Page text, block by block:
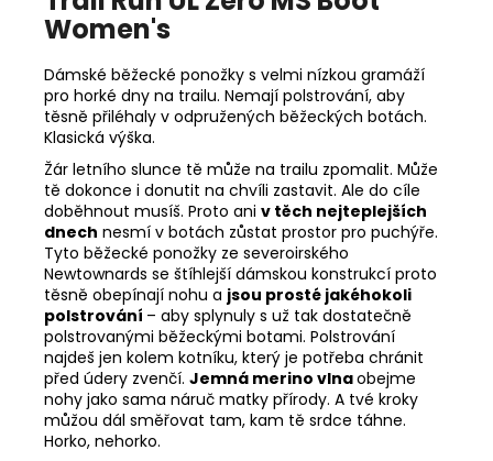
Women's
Dámské běžecké ponožky s velmi nízkou gramáží
pro horké dny na trailu. Nemají polstrování, aby
těsně přiléhaly v odpružených běžeckých botách.
Klasická výška.
Žár letního slunce tě může na trailu zpomalit. Může
tě dokonce i donutit na chvíli zastavit. Ale do cíle
doběhnout musíš. Proto ani v těch nejteplejších
dnech nesmí v botách zůstat prostor pro puchýře.
Tyto běžecké ponožky ze severoirského
Newtownards se štíhlejší dámskou konstrukcí proto
těsně obepínají nohu a jsou prosté jakéhokoli
polstrování – aby splynuly s už tak dostatečně
polstrovanými běžeckými botami. Polstrování
najdeš jen kolem kotníku, který je potřeba chránit
před údery zvenčí. Jemná merino vlnaobejme
nohy jako sama náruč matky přírody. A tvé kroky
můžou dál směřovat tam, kam tě srdce táhne.
Horko, nehorko.